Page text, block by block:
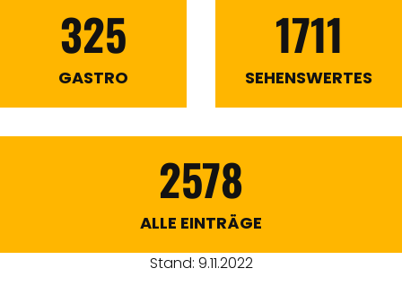
325
GASTRO
1711
SEHENSWERTES
2578
ALLE EINTRÄGE
Stand: 9.11.2022